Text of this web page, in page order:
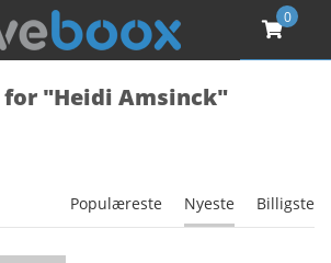
0
for "Heidi Amsinck"
Populæreste Nyeste Billigste